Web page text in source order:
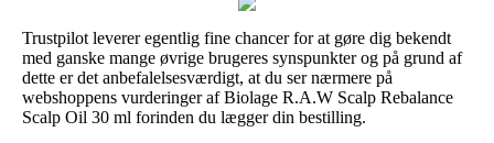
Trustpilot leverer egentlig fine chancer for at gøre dig bekendt
med ganske mange øvrige brugeres synspunkter og på grund af
dette er det anbefalelsesværdigt, at du ser nærmere på
webshoppens vurderinger af Biolage R.A.W Scalp Rebalance
Scalp Oil 30 ml forinden du lægger din bestilling.